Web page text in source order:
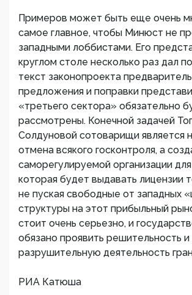
Примеров может быть еще очень
самое главное, чтобы Минюст не
западными лоббистами. Его
круглом столе несколько раз дал
текст законопроекта
предложения и поправки
«третьего сектора» обязательно
рассмотрены. Конечной задачей
Солдуновой сотоварищи является
отмена всякого госконтроля, а
саморегулируемой организации
которая будет выдавать лицензии
не пуская свободные от западных
структуры на этот прибыльный
стоит очень серьезно, и
обязано проявить решительность и
разрушительную деятельность
РИА Катюша